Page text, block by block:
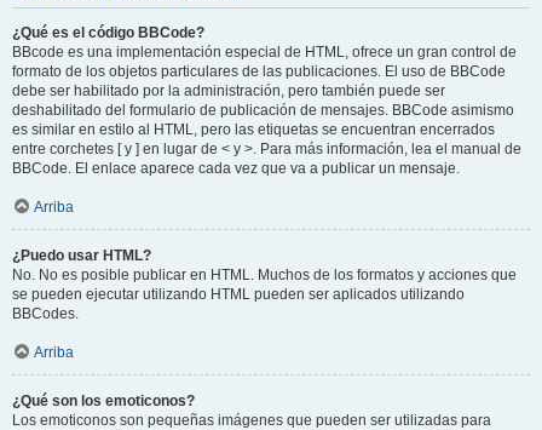
¿Qué es el código BBCode?
BBcode es una implementación especial de HTML, ofrece un gran control de
formato de los objetos particulares de las publicaciones. El uso de BBCode
debe ser habilitado por la administración, pero también puede ser
deshabilitado del formulario de publicación de mensajes. BBCode asimismo
es similar en estilo al HTML, pero las etiquetas se encuentran encerrados
entre corchetes [ y ] en lugar de < y >. Para más información, lea el manual de
BBCode. El enlace aparece cada vez que va a publicar un mensaje.
Arriba
¿Puedo usar HTML?
No. No es posible publicar en HTML. Muchos de los formatos y acciones que
se pueden ejecutar utilizando HTML pueden ser aplicados utilizando
BBCodes.
Arriba
¿Qué son los emoticonos?
Los emoticonos son pequeñas imágenes que pueden ser utilizadas para